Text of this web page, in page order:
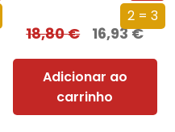
2 = 3
18,80€ 16,93€
Adicionar ao
carrinho